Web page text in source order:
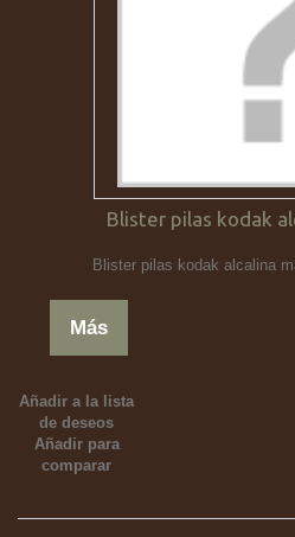
Blister pilas kodak
Blister pilas kodak alcalina
Más
Añadir a la lista
de deseos
Añadir para
comparar